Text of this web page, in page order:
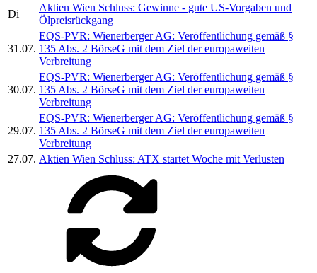
Di
Aktien Wien Schluss: Gewinne - gute US-Vorgaben und
Ölpreisrückgang
31.07.
EQS-PVR: Wienerberger AG: Veröffentlichung gemäß §
135 Abs. 2 BörseG mit dem Ziel der europaweiten
Verbreitung
30.07.
EQS-PVR: Wienerberger AG: Veröffentlichung gemäß §
135 Abs. 2 BörseG mit dem Ziel der europaweiten
Verbreitung
29.07.
EQS-PVR: Wienerberger AG: Veröffentlichung gemäß §
135 Abs. 2 BörseG mit dem Ziel der europaweiten
Verbreitung
27.07. Aktien Wien Schluss: ATX startet Woche mit Verlusten